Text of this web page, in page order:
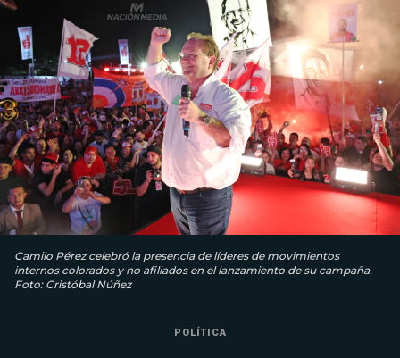
Camilo Pérez celebró la presencia de líderes de movimientos
internos colorados y no afiliados en el lanzamiento de su campaña.
Foto: Cristóbal Núñez
POLÍTICA